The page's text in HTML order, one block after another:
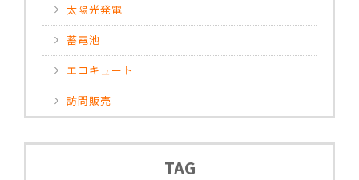
太陽光発電
蓄電池
エコキュート
訪問販売
TAG